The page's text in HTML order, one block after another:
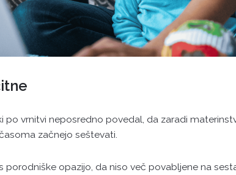
vrnitvi neposredno povedal, da zaradi
začnejo seštevati.
porodniške opazijo, da niso več povabljene na